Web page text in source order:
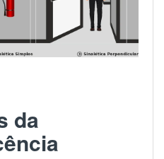
da